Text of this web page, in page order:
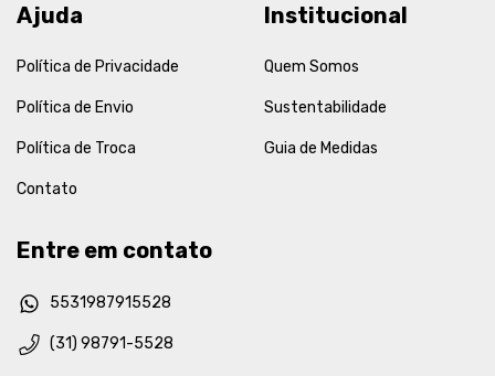
Ajuda
Política de Privacidade
Política de Envio
Política de Troca
Contato
Institucional
Quem Somos
Sustentabilidade
Guia de Medidas
Entre em contato
5531987915528
(31) 98791-5528